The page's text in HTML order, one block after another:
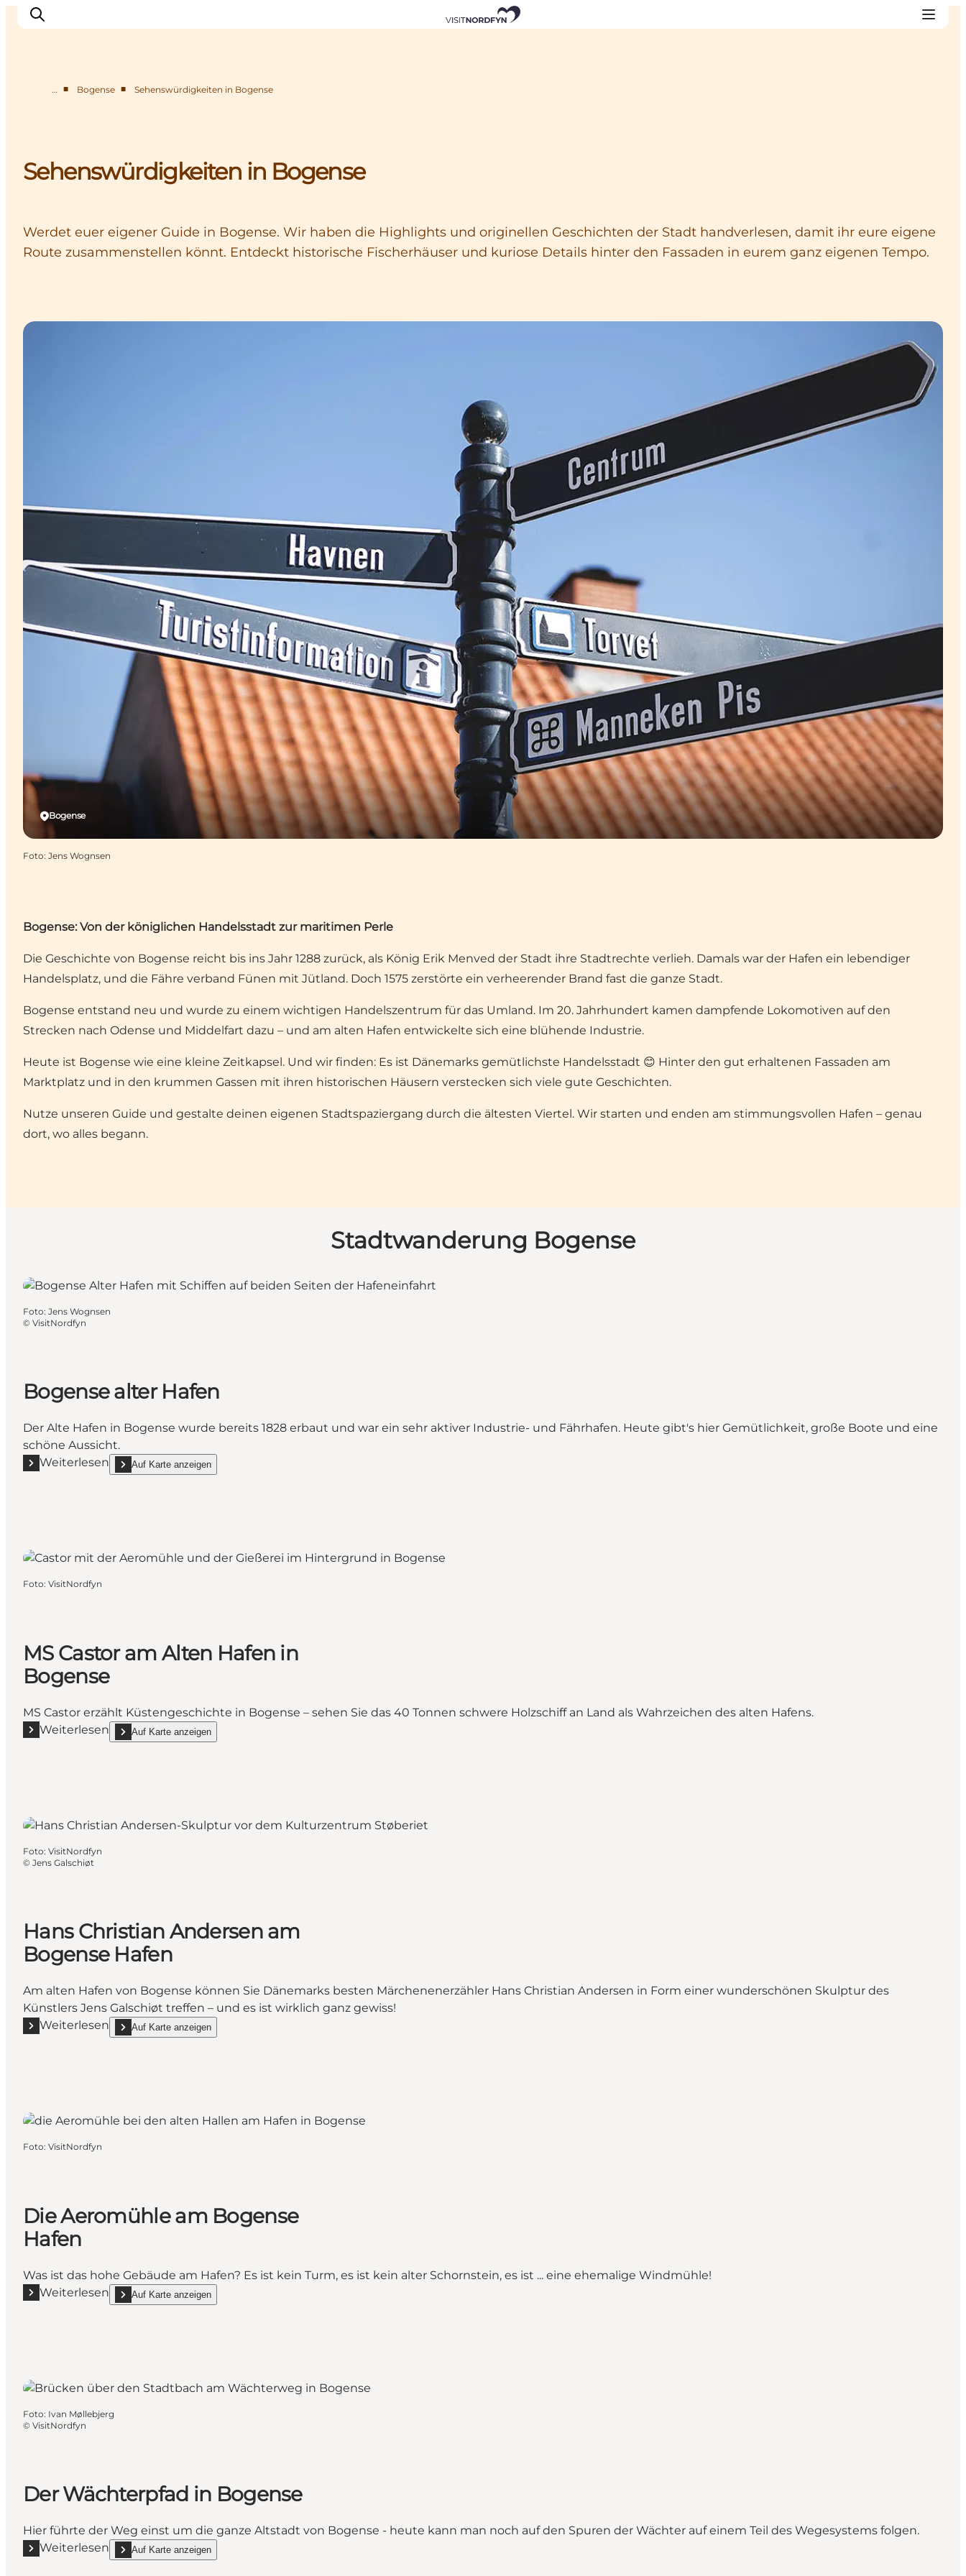
Essen und Trinken
Unterkünfte
Für Kinder
… ■ Bogense ■ Sehenswürdigkeiten in Bogense
Sehenswürdigkeiten in Bogense
Werdet euer eigener Guide in Bogense. Wir haben die Highlights und originellen Geschichten der Stadt handverlesen, damit ihr eure eigene
Route zusammenstellen könnt. Entdeckt historische Fischerhäuser und kuriose Details hinter den Fassaden in eurem ganz eigenen Tempo.
Bogense
Foto: Jens Wognsen
Bogense: Von der königlichen Handelsstadt zur maritimen Perle
Die Geschichte von Bogense reicht bis ins Jahr 1288 zurück, als König Erik Menved der Stadt ihre Stadtrechte verlieh. Damals war der Hafen ein lebendiger
Handelsplatz, und die Fähre verband Fünen mit Jütland. Doch 1575 zerstörte ein verheerender Brand fast die ganze Stadt.
Bogense entstand neu und wurde zu einem wichtigen Handelszentrum für das Umland. Im 20. Jahrhundert kamen dampfende Lokomotiven auf den
Strecken nach Odense und Middelfart dazu – und am alten Hafen entwickelte sich eine blühende Industrie.
Heute ist Bogense wie eine kleine Zeitkapsel. Und wir finden: Es ist Dänemarks gemütlichste Handelsstadt 😊 Hinter den gut erhaltenen Fassaden am
Marktplatz und in den krummen Gassen mit ihren historischen Häusern verstecken sich viele gute Geschichten.
Nutze unseren Guide und gestalte deinen eigenen Stadtspaziergang durch die ältesten Viertel. Wir starten und enden am stimmungsvollen Hafen – genau
dort, wo alles begann.
Stadtwanderung Bogense
Foto: Jens Wognsen
© VisitNordfyn
Bogense alter Hafen
Der Alte Hafen in Bogense wurde bereits 1828 erbaut und war ein sehr aktiver Industrie- und Fährhafen. Heute gibt's hier Gemütlichkeit, große Boote und eine
schöne Aussicht.
Weiterlesen
Mehr erfahren "Bogense alter Hafen"
Auf Karte anzeigen
show Bogense alter Hafen on_map
Foto: VisitNordfyn
MS Castor am Alten Hafen in
Bogense
MS Castor erzählt Küstengeschichte in Bogense – sehen Sie das 40 Tonnen schwere Holzschiff an Land als Wahrzeichen des alten Hafens.
Weiterlesen
Mehr erfahren "MS Castor am Alten Hafen in Bogense"
Auf Karte anzeigen
show MS Castor am Alten Hafen in Bogense on_map
Foto: VisitNordfyn
© Jens Galschiøt
Hans Christian Andersen am
Bogense Hafen
Am alten Hafen von Bogense können Sie Dänemarks besten Märchenenerzähler Hans Christian Andersen in Form einer wunderschönen Skulptur des
Künstlers Jens Galschiøt treffen – und es ist wirklich ganz gewiss!
Weiterlesen
Mehr erfahren "Hans Christian Andersen am Bogense Hafen"
Auf Karte anzeigen
show Hans Christian Andersen am Bogense Hafen on_map
Foto: VisitNordfyn
Die Aeromühle am Bogense
Hafen
Was ist das hohe Gebäude am Hafen? Es ist kein Turm, es ist kein alter Schornstein, es ist ... eine ehemalige Windmühle!
Weiterlesen
Mehr erfahren "Die Aeromühle am Bogense Hafen"
Auf Karte anzeigen
show Die Aeromühle am Bogense Hafen on_map
Foto: Ivan Møllebjerg
© VisitNordfyn
Der Wächterpfad in Bogense
Hier führte der Weg einst um die ganze Altstadt von Bogense - heute kann man noch auf den Spuren der Wächter auf einem Teil des Wegesystems folgen.
Weiterlesen
Mehr erfahren "Der Wächterpfad in Bogense"
Auf Karte anzeigen
show Der Wächterpfad in Bogense on_map